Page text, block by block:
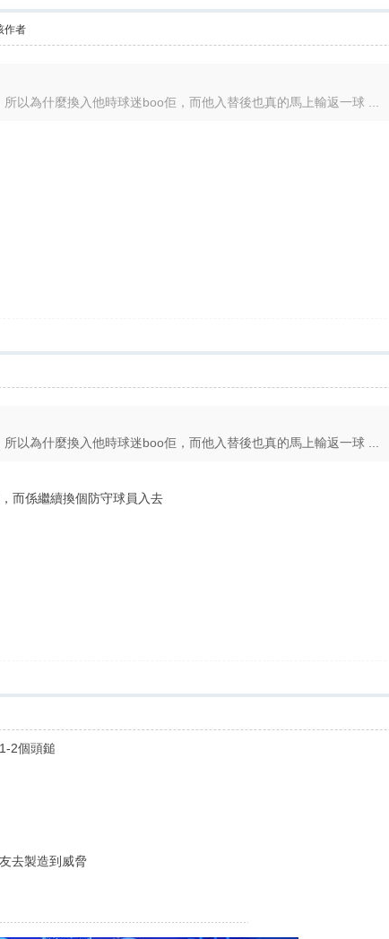
作者
以為什麼換入他時球迷boo佢，而他入替後也真的馬上輸返一球 ...
以為什麼換入他時球迷boo佢，而他入替後也真的馬上輸返一球 ...
而係繼續換個防守球員入去
2個頭鎚
去製造到威脅